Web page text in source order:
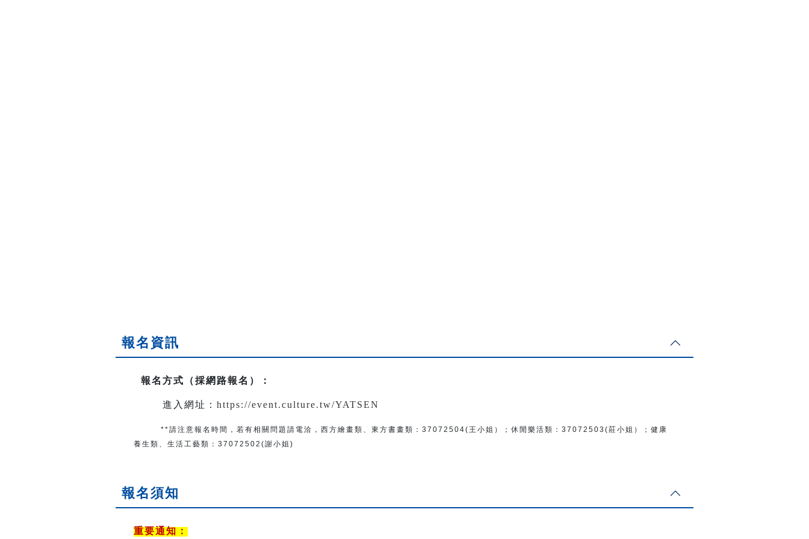
報名資訊
報名方式（採網路報名） ：
進入網址： https://event.culture.tw/YATSEN
**請注意報名時間，若有相關問題 請電洽 ， 西方繪畫類、東方書畫類： 37072504(王小姐） ； 休閒樂活類： 37072503(莊小姐）； 健康
養生類、生活工藝類： 37072502(謝小姐)
報名須知
重要通知：